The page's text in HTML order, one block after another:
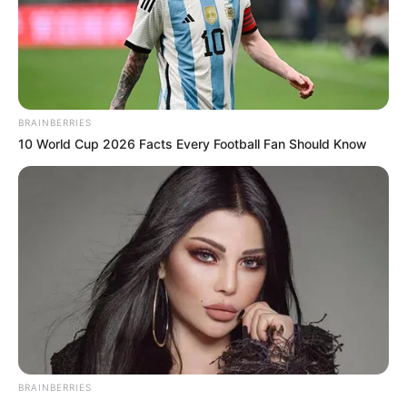
BRAINBERRIES
10 World Cup 2026 Facts Every Football Fan Should Know
BRAINBERRIES